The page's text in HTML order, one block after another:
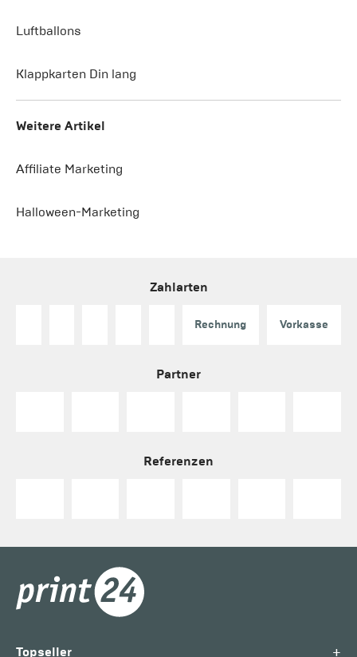
Luftballons
Klappkarten Din lang
Weitere Artikel
Affiliate Marketing
Halloween-Marketing
Zahlarten
Rechnung Vorkasse
Partner
Referenzen
Topseller +